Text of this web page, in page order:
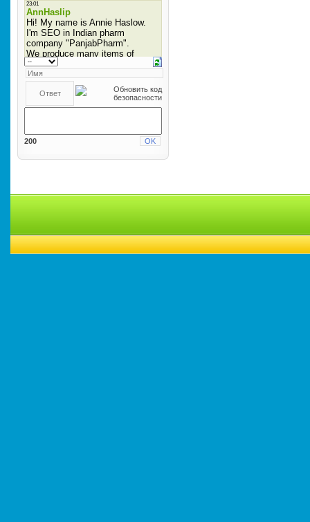
200